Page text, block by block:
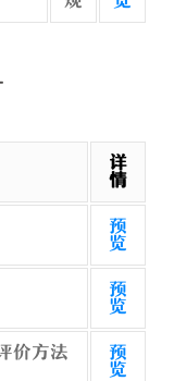
详
情
预
览
预
览
价方法
预
览